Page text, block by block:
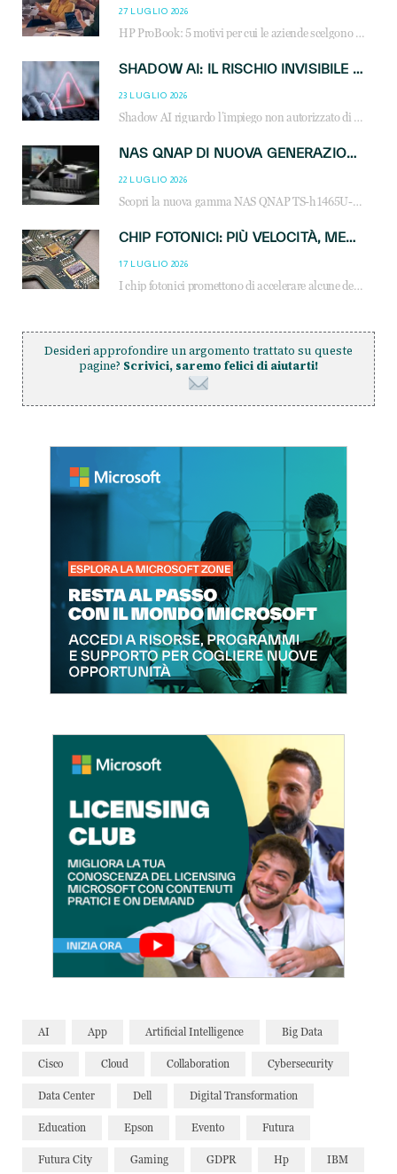
27 LUGLIO 2026
HP ProBook: 5 motivi per cui le aziende scelgono i notebook business HP per migliorare produttività, sicurezza e gestione dell’AI.
SHADOW AI: IL RISCHIO INVISIBILE CHE LE AZIENDE POSSONO GOVERNARE
23 LUGLIO 2026
Shadow AI riguardo l’impiego non autorizzato di sistemi AI all’interno dell’azienda. E’ una pratica che si diffonde a partire dai dipendenti fino ai dirigenti e mette a repentaglio la cybersecurity, con costi più elevati per le organizzazioni. Due recenti report illustrano il fenomeno e forniscono dati in merito
NAS QNAP DI NUOVA GENERAZIONE: PIÙ PRESTAZIONI, SCALABILITÀ E PROTEZIONE DEI DATI PER LE INFRASTRUTTURE IT MODERNE
22 LUGLIO 2026
Scopri la nuova gamma NAS QNAP TS-h1465U-RP, TS-h1065eU e TS-h665U: storage aziendale con ZFS, DDR5, E1.S NVMe e connettività 2.5GbE per backup, virtualizzazione e cybersecurity.
CHIP FOTONICI: PIÙ VELOCITÀ, MENO CONSUMI PER L’AI
17 LUGLIO 2026
I chip fotonici promettono di accelerare alcune delle operazioni matematiche alla base dell’intelligenza artificiale
Desideri approfondire un argomento trattato su queste
pagine? Scrivici, saremo felici di aiutarti!
AI App Artificial Intelligence Big Data
Cisco Cloud Collaboration Cybersecurity
Data Center Dell Digital Transformation
Education Epson Evento Futura
Futura City Gaming GDPR Hp IBM